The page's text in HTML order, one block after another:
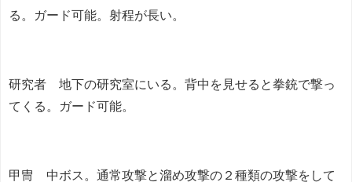
る。ガード可能。射程が長い。
研究者 地下の研究室にいる。背中を見せると拳銃で撃っ
てくる。ガード可能。
甲冑 中ボス。通常攻撃と溜め攻撃の２種類の攻撃をして